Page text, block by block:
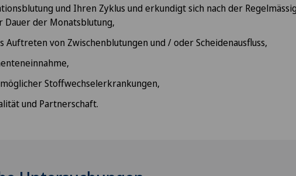
und Ihren Zyklus und erkundigt sich nach der
Dauer der Monatsblutung,
Auftreten von Zwischenblutungen und / oder Scheidenausfluss,
Stoffwechselerkrankungen,
und Partnerschaft.